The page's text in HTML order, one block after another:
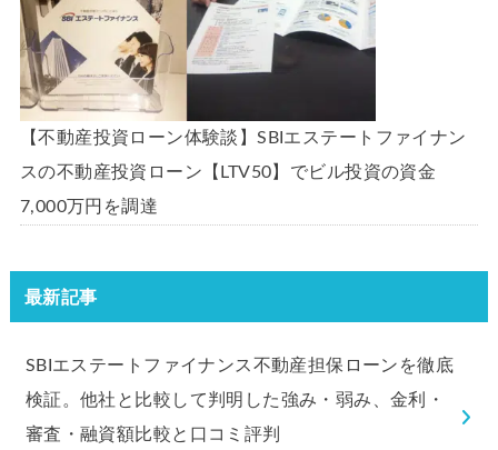
【不動産投資ローン体験談】SBIエステートファイナン
スの不動産投資ローン【LTV50】でビル投資の資金
7,000万円を調達
最新記事
SBIエステートファイナンス不動産担保ローンを徹底
検証。他社と比較して判明した強み・弱み、金利・
審査・融資額比較と口コミ評判